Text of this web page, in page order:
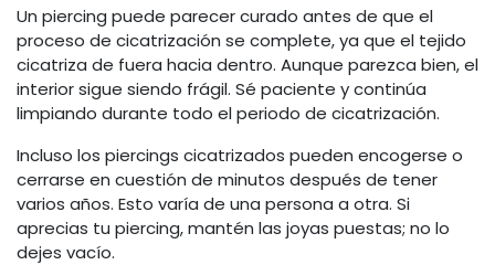
Un piercing puede parecer curado antes de que el
proceso de cicatrización se complete, ya que el tejido
cicatriza de fuera hacia dentro. Aunque parezca bien, el
interior sigue siendo frágil. Sé paciente y continúa
limpiando durante todo el periodo de cicatrización.
Incluso los piercings cicatrizados pueden encogerse o
cerrarse en cuestión de minutos después de tener
varios años. Esto varía de una persona a otra. Si
aprecias tu piercing, mantén las joyas puestas; no lo
dejes vacío.